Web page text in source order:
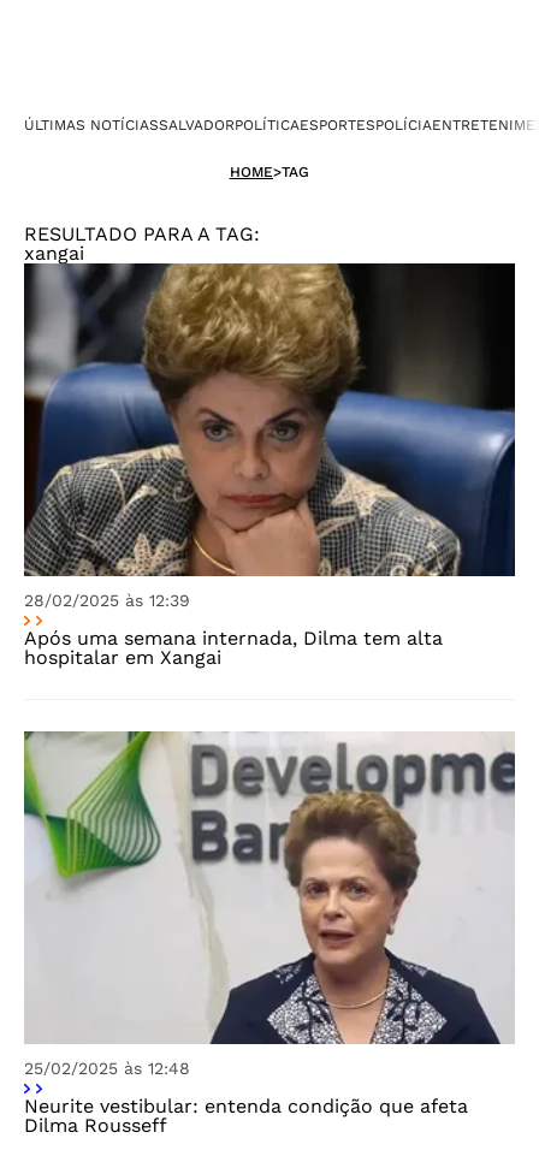
ÚLTIMAS NOTÍCIASSALVADORPOLÍTICAESPORTESPOLÍCIA
HOME>TAG
RESULTADO PARA A TAG:
xangai
28/02/2025 às 12:39
Após uma semana internada, Dilma tem alta
hospitalar em Xangai
25/02/2025 às 12:48
Neurite vestibular: entenda condição que afeta
Dilma Rousseff